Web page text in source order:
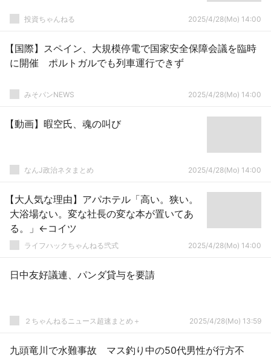
投資ちゃんねる 2025/4/28(Mo) 14:00
【国際】スペイン、大規模停電で国家安全保障会議を臨時
に開催 ポルトガルでも列車運行できず
みそパンNEWS 2025/4/28(Mo) 14:00
【動画】暇空氏、魂の叫び
なんJ政治ネタまとめ 2025/4/28(Mo) 14:00
【大人気な理由】アパホテル「高い。狭い。
大浴場ない。変な社長の変な本が置いてあ
る。」←コイツ
ライフハックちゃんねる弐式 2025/4/28(Mo) 14:00
日中友好議連、パンダ貸与を要請
２ちゃんねるニュース超速まとめ＋ 2025/4/28(Mo) 13:59
九頭竜川で水難事故 マス釣り中の50代男性が行方不